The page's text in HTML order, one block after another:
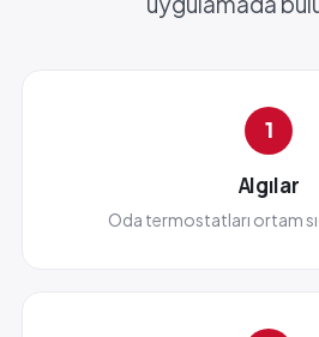
1
Algılar
Oda termostatları ortam